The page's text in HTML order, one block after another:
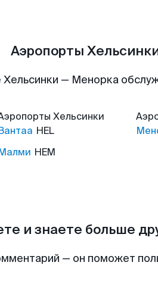
Аэропорты
Хельсинки — Менорка
Хельсинки
HEL
HEM
и знаете больше
— он поможет